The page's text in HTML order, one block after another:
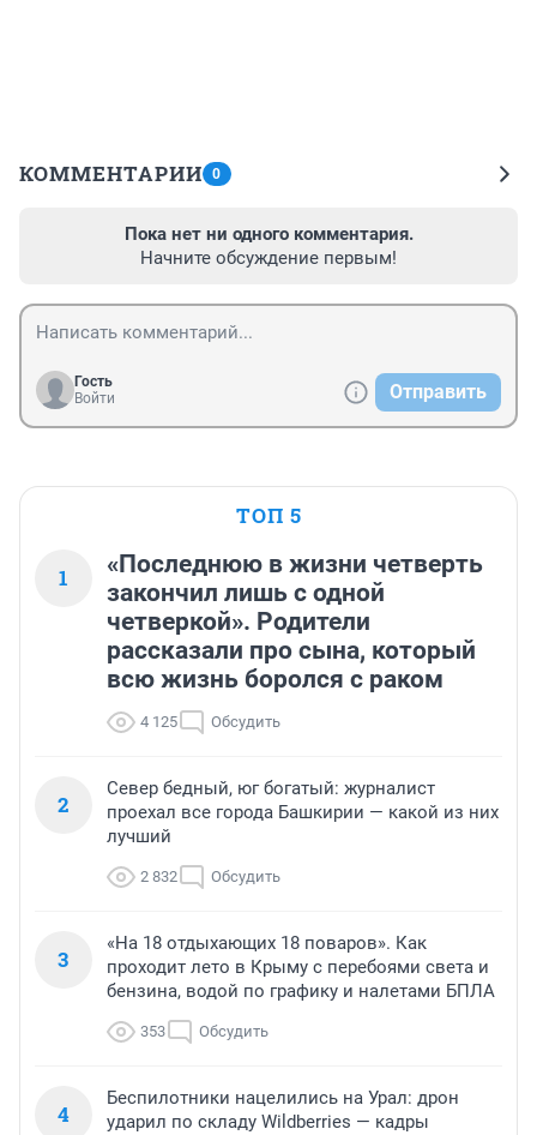
КОММЕНТАРИИ 0
Пока нет ни одного комментария.
Начните обсуждение первым!
Гость
Войти
Отправить
ТОП 5
1
«Последнюю в жизни четверть
закончил лишь с одной
четверкой». Родители
рассказали про сына, который
всю жизнь боролся с раком
4 125 Обсудить
2
Север бедный, юг богатый: журналист
проехал все города Башкирии — какой из них
лучший
2 832 Обсудить
3
«На 18 отдыхающих 18 поваров». Как
проходит лето в Крыму с перебоями света и
бензина, водой по графику и налетами БПЛА
353 Обсудить
4
Беспилотники нацелились на Урал: дрон
ударил по складу Wildberries — кадры